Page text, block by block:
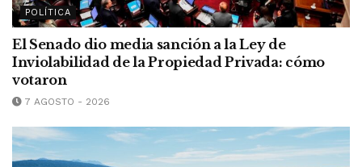
POLÍTICA
El Senado dio media sanción a la Ley de
Inviolabilidad de la Propiedad Privada: cómo
votaron
7 AGOSTO - 2026